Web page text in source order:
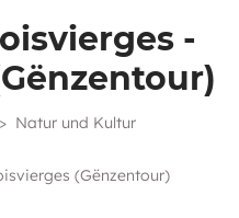
-
Natur und Kultur
(Gënzentour)